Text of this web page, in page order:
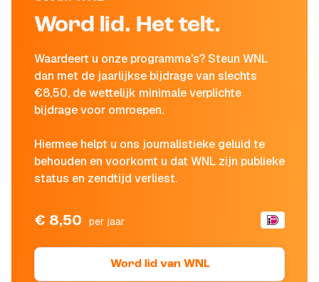
Word lid. Het telt.
Waardeert u onze programma's? Steun WNL
dan met de jaarlijkse bijdrage van slechts
€8,50, de wettelijk minimale verplichte
bijdrage voor omroepen.
Hiermee helpt u ons journalistieke geluid te
behouden en voorkomt u dat WNL zijn publieke
status en zendtijd verliest.
€ 8,50 per jaar
Word lid van WNL